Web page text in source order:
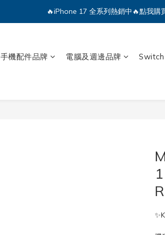
🔥iPhone 17 全系列熱銷中🔥點我購
手機配件品牌 電腦及週邊品牌